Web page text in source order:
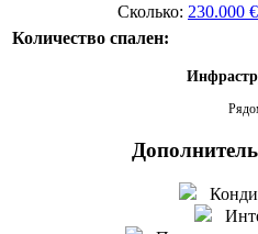
Сколько: 230.000 €
Количество спален: